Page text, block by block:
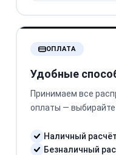
ОПЛАТА
Удобные
Принимаем все
оплаты — выбирайте
Наличный расчёт
Безналичный